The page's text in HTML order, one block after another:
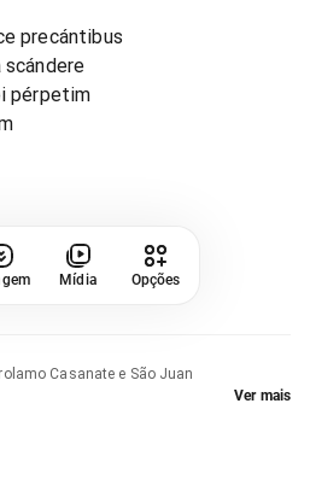
precántibus
pérpetim
Mídia Opções
Casanate e São Juan
Ver mais